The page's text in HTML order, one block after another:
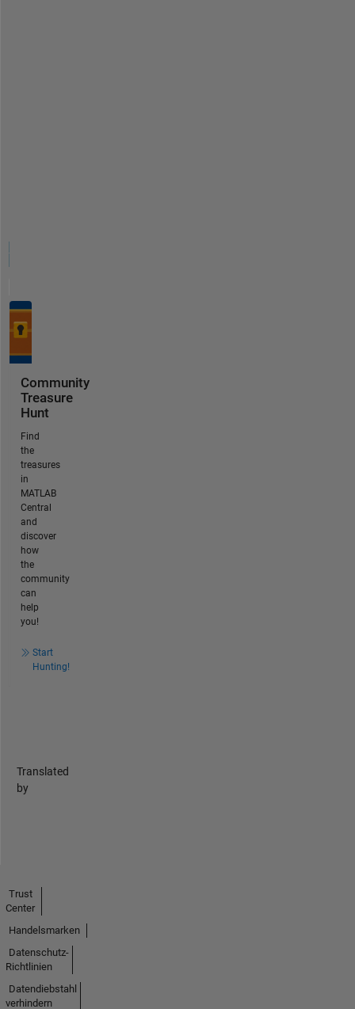
Community
Treasure
Hunt
Find
the
treasures
in
MATLAB
Central
and
discover
how
the
community
can
help
you!
Start
Hunting!
Translated
by
Trust
Center
Handelsmarken
Datenschutz-
Richtlinien
Datendiebstahl
verhindern